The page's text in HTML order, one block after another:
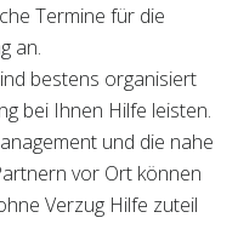
Termine für die
an.
bestens organisiert
bei Ihnen Hilfe leisten.
und die nahe
vor Ort können
Verzug Hilfe zuteil